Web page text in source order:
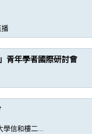
播
青年學者國際研討會
學信和樓二...